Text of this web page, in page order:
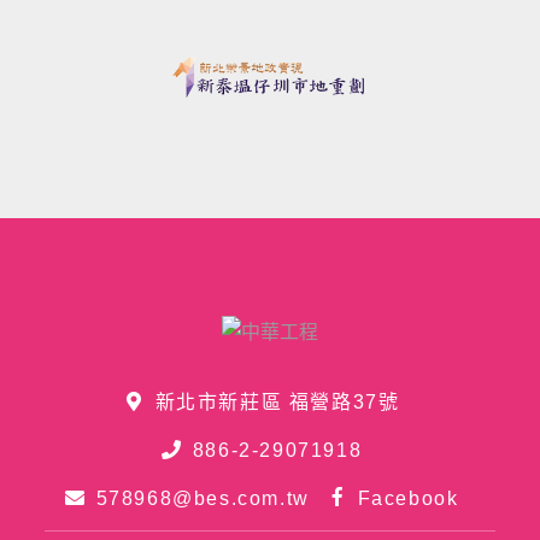
新北市新莊區 福營路37號
886-2-29071918
578968@bes.com.tw Facebook